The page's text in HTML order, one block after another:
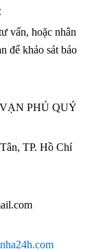
vấn, hoặc nhân
để khảo sát báo
PHÚ QUÝ
TP. Hồ Chí